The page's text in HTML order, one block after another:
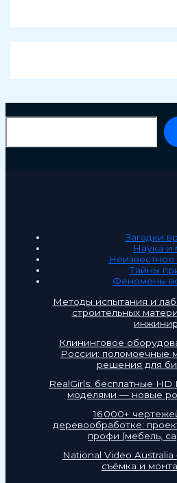
Загадки
Наука и
Неизвестное
Тайны
Феномены
Методы испытания и
строительных
Клининговое
России: поломоечные
решения для
RealGirls: бесплатные HD
моделями — новые
16 000+
деревообработке:
профи (мебель,
National Video
съёмка и